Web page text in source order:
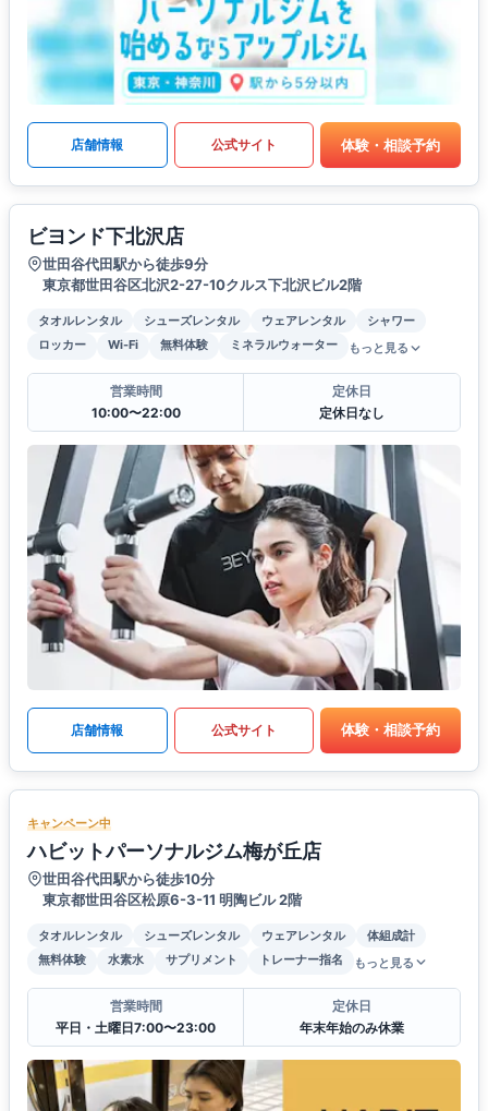
店舗情報 公式サイト 体験・相談予約
ビヨンド下北沢店
世田谷代田駅から徒歩9分
東京都世田谷区北沢2-27-10クルス下北沢ビル2階
タオルレンタル シューズレンタル ウェアレンタル
シャワー
ロッカー
Wi-Fi 無料体験 ミネラルウォーター もっと見る
営業時間
10:00〜22:00
定休日
定休日なし
店舗情報 公式サイト 体験・相談予約
キャンペーン中
ハビットパーソナルジム梅が丘店
世田谷代田駅から徒歩10分
東京都世田谷区松原6-3-11 明陶ビル 2階
タオルレンタル シューズレンタル ウェアレンタル
体組成計
無料体験
水素水 サプリメント トレーナー指名 もっと見る
営業時間
平日・土曜日7:00〜23:00
定休日
年末年始のみ休業